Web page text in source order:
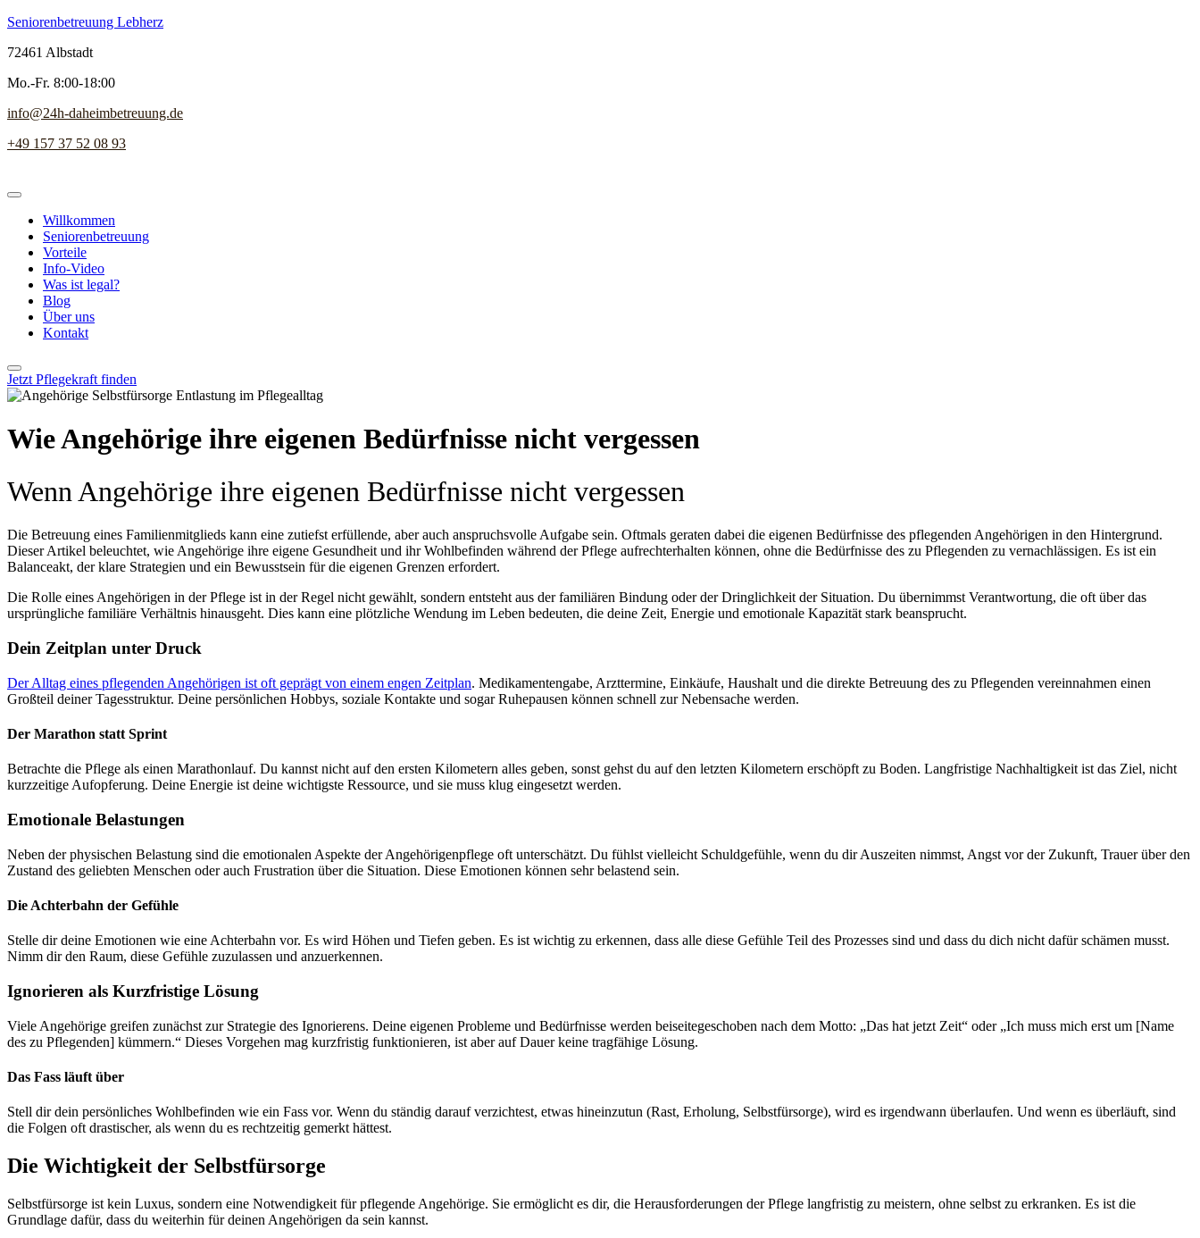
Seniorenbetreuung Lebherz
72461 Albstadt
Mo.-Fr. 8:00-18:00
info@24h-daheimbetreuung.de
+49 157 37 52 08 93
Willkommen
Seniorenbetreuung
Vorteile
Info-Video
Was ist legal?
Blog
Über uns
Kontakt
Jetzt Pflegekraft finden
Wie Angehörige ihre eigenen Bedürfnisse nicht vergessen
Wenn Angehörige ihre eigenen Bedürfnisse nicht vergessen
Die Betreuung eines Familienmitglieds kann eine zutiefst erfüllende, aber auch anspruchsvolle Aufgabe sein. Oftmals geraten dabei die eigenen Bedürfnisse des pflegenden Angehörigen in den Hintergrund.
Dieser Artikel beleuchtet, wie Angehörige ihre eigene Gesundheit und ihr Wohlbefinden während der Pflege aufrechterhalten können, ohne die Bedürfnisse des zu Pflegenden zu vernachlässigen. Es ist ein
Balanceakt, der klare Strategien und ein Bewusstsein für die eigenen Grenzen erfordert.
Die Rolle eines Angehörigen in der Pflege ist in der Regel nicht gewählt, sondern entsteht aus der familiären Bindung oder der Dringlichkeit der Situation. Du übernimmst Verantwortung, die oft über das
ursprüngliche familiäre Verhältnis hinausgeht. Dies kann eine plötzliche Wendung im Leben bedeuten, die deine Zeit, Energie und emotionale Kapazität stark beansprucht.
Dein Zeitplan unter Druck
Der Alltag eines pflegenden Angehörigen ist oft geprägt von einem engen Zeitplan. Medikamentengabe, Arzttermine, Einkäufe, Haushalt und die direkte Betreuung des zu Pflegenden vereinnahmen einen
Großteil deiner Tagesstruktur. Deine persönlichen Hobbys, soziale Kontakte und sogar Ruhepausen können schnell zur Nebensache werden.
Der Marathon statt Sprint
Betrachte die Pflege als einen Marathonlauf. Du kannst nicht auf den ersten Kilometern alles geben, sonst gehst du auf den letzten Kilometern erschöpft zu Boden. Langfristige Nachhaltigkeit ist das Ziel, nicht
kurzzeitige Aufopferung. Deine Energie ist deine wichtigste Ressource, und sie muss klug eingesetzt werden.
Emotionale Belastungen
Neben der physischen Belastung sind die emotionalen Aspekte der Angehörigenpflege oft unterschätzt. Du fühlst vielleicht Schuldgefühle, wenn du dir Auszeiten nimmst, Angst vor der Zukunft, Trauer über den
Zustand des geliebten Menschen oder auch Frustration über die Situation. Diese Emotionen können sehr belastend sein.
Die Achterbahn der Gefühle
Stelle dir deine Emotionen wie eine Achterbahn vor. Es wird Höhen und Tiefen geben. Es ist wichtig zu erkennen, dass alle diese Gefühle Teil des Prozesses sind und dass du dich nicht dafür schämen musst.
Nimm dir den Raum, diese Gefühle zuzulassen und anzuerkennen.
Ignorieren als Kurzfristige Lösung
Viele Angehörige greifen zunächst zur Strategie des Ignorierens. Deine eigenen Probleme und Bedürfnisse werden beiseitegeschoben nach dem Motto: „Das hat jetzt Zeit“ oder „Ich muss mich erst um [Name
des zu Pflegenden] kümmern.“ Dieses Vorgehen mag kurzfristig funktionieren, ist aber auf Dauer keine tragfähige Lösung.
Das Fass läuft über
Stell dir dein persönliches Wohlbefinden wie ein Fass vor. Wenn du ständig darauf verzichtest, etwas hineinzutun (Rast, Erholung, Selbstfürsorge), wird es irgendwann überlaufen. Und wenn es überläuft, sind
die Folgen oft drastischer, als wenn du es rechtzeitig gemerkt hättest.
Die Wichtigkeit der Selbstfürsorge
Selbstfürsorge ist kein Luxus, sondern eine Notwendigkeit für pflegende Angehörige. Sie ermöglicht es dir, die Herausforderungen der Pflege langfristig zu meistern, ohne selbst zu erkranken. Es ist die
Grundlage dafür, dass du weiterhin für deinen Angehörigen da sein kannst.